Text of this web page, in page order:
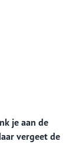
je aan de
vergeet de